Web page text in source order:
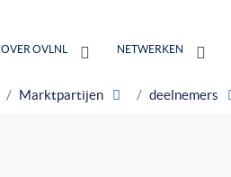
OVER OVLNL NETWERKEN
Marktpartijen deelnemers